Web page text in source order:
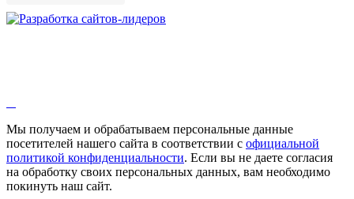
Змееголовник
Мыльнянка
Мята
Овсяный корень
Огуречная трава
Пустырник
Мы получаем и обрабатываем персональные данные
посетителей нашего сайта в соответствии с официальной
политикой конфиденциальности. Если вы не даете согласия
на обработку своих персональных данных, вам необходимо
покинуть наш сайт.